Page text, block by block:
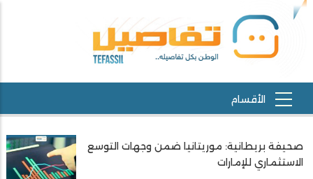
صحيفة بريطانية: موريتانيا ضمن وجهات التوسع
الاستثماري للإمارات